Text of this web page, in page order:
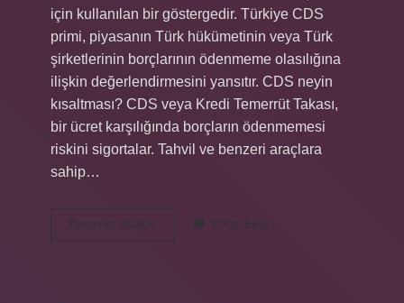
için kullanılan bir göstergedir. Türkiye CDS
primi, piyasanın Türk hükümetinin veya Türk
şirketlerinin borçlarının ödenmeme olasılığına
ilişkin değerlendirmesini yansıtır. CDS neyin
kısaltması? CDS veya Kredi Temerrüt Takası,
bir ücret karşılığında borçların ödenmemesi
riskini sigortalar. Tahvil ve benzeri araçlara
sahip…
Devamını okuyun
600
Yorum Bırak